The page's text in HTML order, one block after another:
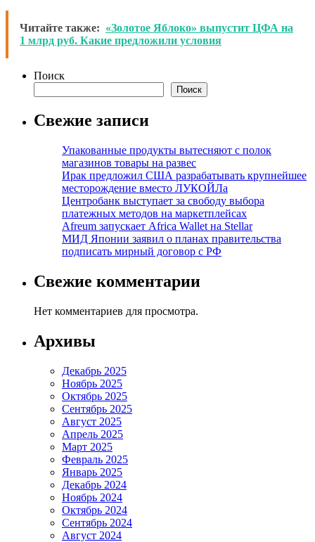
Читайте также: «Золотое Яблоко» выпустит ЦФА на
1 млрд руб. Какие предложили условия
Поиск
Поиск
Свежие записи
Упакованные продукты вытесняют с полок
магазинов товары на развес
Ирак предложил США разрабатывать крупнейшее
месторождение вместо ЛУКОЙЛа
Центробанк выступает за свободу выбора
платежных методов на маркетплейсах
Afreum запускает Africa Wallet на Stellar
МИД Японии заявил о планах правительства
подписать мирный договор с РФ
Свежие комментарии
Нет комментариев для просмотра.
Архивы
Декабрь 2025
Ноябрь 2025
Октябрь 2025
Сентябрь 2025
Август 2025
Апрель 2025
Март 2025
Февраль 2025
Январь 2025
Декабрь 2024
Ноябрь 2024
Октябрь 2024
Сентябрь 2024
Август 2024